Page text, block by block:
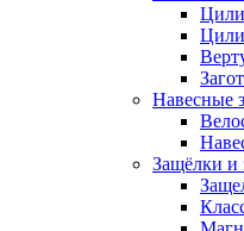
Навесные
Защёлки и